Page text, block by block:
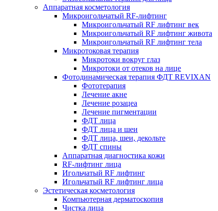
Аппаратная косметология
Микроигольчатый RF-лифтинг
Микроигольчатый RF лифтинг век
Микроигольчатый RF лифтинг живота
Микроигольчатый RF лифтинг тела
Микротоковая терапия
Микротоки вокруг глаз
Микротоки от отеков на лице
Фотодинамическая терапия ФДТ REVIXAN
Фототерапия
Лечение акне
Лечение розацеа
Лечение пигментации
ФДТ лица
ФДТ лица и шеи
ФДТ лица, шеи, декольте
ФДТ спины
Аппаратная диагностика кожи
RF-лифтинг лица
Игольчатый RF лифтинг
Игольчатый RF лифтинг лица
Эстетическая косметология
Компьютерная дерматоскопия
Чистка лица